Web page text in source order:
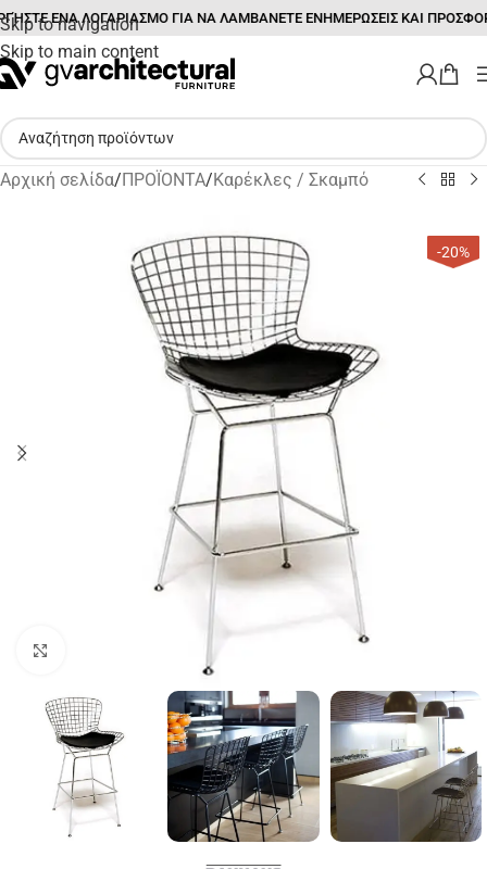
Skip to navigation
Skip to main content
ΕΝΑ ΛΟΓΑΡΙΑΣΜΟ ΓΙΑ ΝΑ ΛΑΜΒΑΝΕΤΕ ΕΝΗΜΕΡΩΣΕΙΣ ΚΑΙ
Αρχική σελίδα/ΠΡΟΪΟΝΤΑ/Καρέκλες / Σκαμπό
-20%